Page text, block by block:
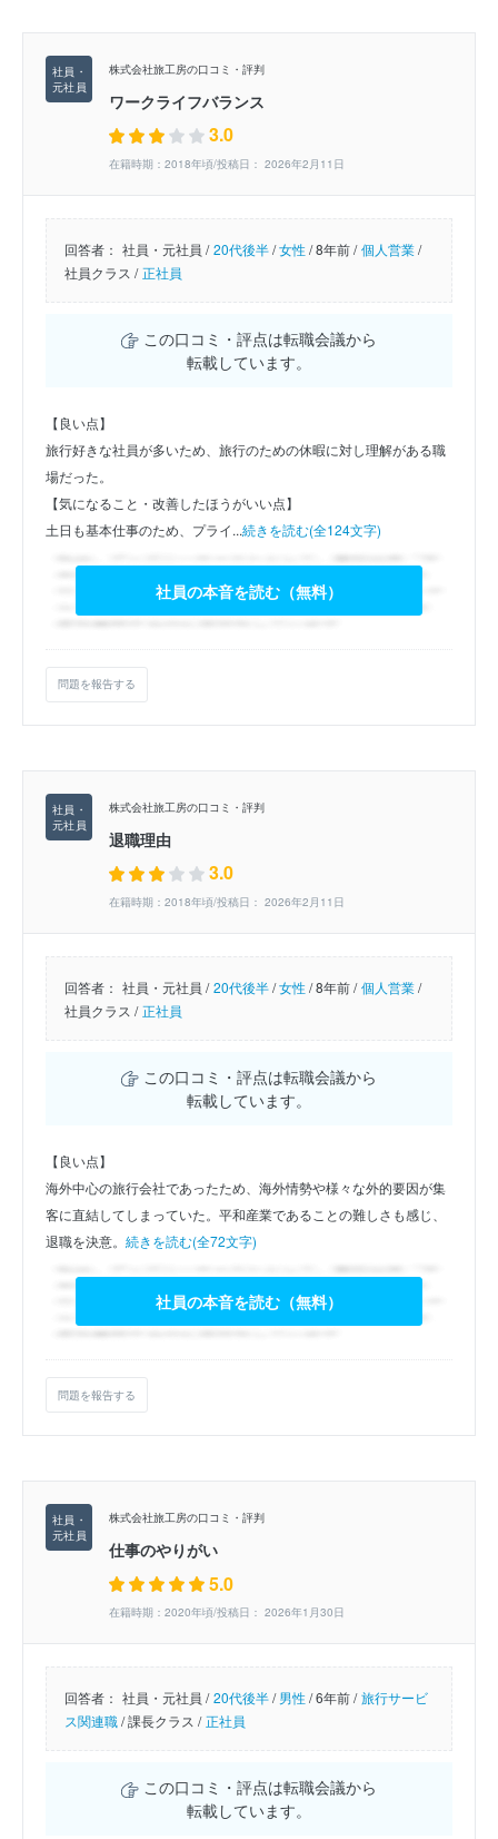
株式会社旅工房の口コミ・評判
ワークライフバランス
3.0
在籍時期：2018年頃/投稿日： 2026年2月11日
回答者： 社員・元社員 / 20代後半/女性/8年前 / 個人営業/
社員クラス / 正社員
この口コミ・評点は転職会議から
転載しています。
【良い点】
旅行好きな社員が多いため、旅行のための休暇に対し理解がある職
場だった。
【気になること・改善したほうがいい点】
土日も基本仕事のため、プライ...続きを読む(全124文字)
社員の本音を読む（無料）
問題を報告する
株式会社旅工房の口コミ・評判
退職理由
3.0
在籍時期：2018年頃/投稿日： 2026年2月11日
回答者： 社員・元社員 / 20代後半/女性/8年前 / 個人営業/
社員クラス / 正社員
この口コミ・評点は転職会議から
転載しています。
【良い点】
海外中心の旅行会社であったため、海外情勢や様々な外的要因が集
客に直結してしまっていた。平和産業であることの難しさも感じ、
退職を決意。 続きを読む(全72文字)
社員の本音を読む（無料）
問題を報告する
株式会社旅工房の口コミ・評判
仕事のやりがい
5.0
在籍時期：2020年頃/投稿日： 2026年1月30日
回答者： 社員・元社員 / 20代後半/男性/6年前 / 旅行サービ
ス関連職/課長クラス / 正社員
この口コミ・評点は転職会議から
転載しています。